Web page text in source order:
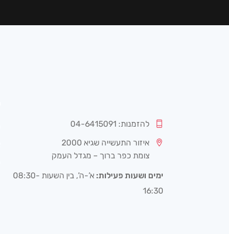
להזמנות: 04-6415091
איזור התעשייה שגיא 2000
צומת כפר ברוך – מגדל העמק
ימים ושעות פעילות:
א’-ה’, בין השעות 08:30-
16:30